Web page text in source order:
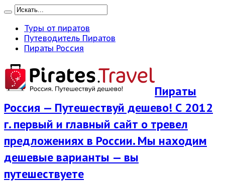
Туры от пиратов
Путеводитель Пиратов
Пираты Россия
Пираты
Россия — Путешествуй дешево! С 2012
г. первый и главный сайт о тревел
предложениях в России. Мы находим
дешевые варианты — вы
путешествуете